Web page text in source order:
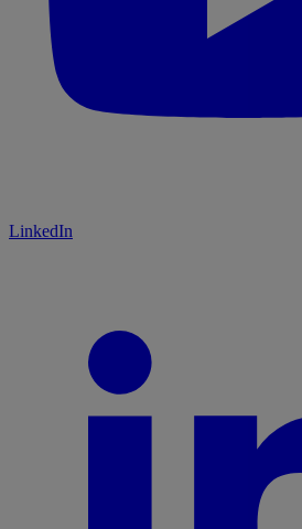
LinkedIn